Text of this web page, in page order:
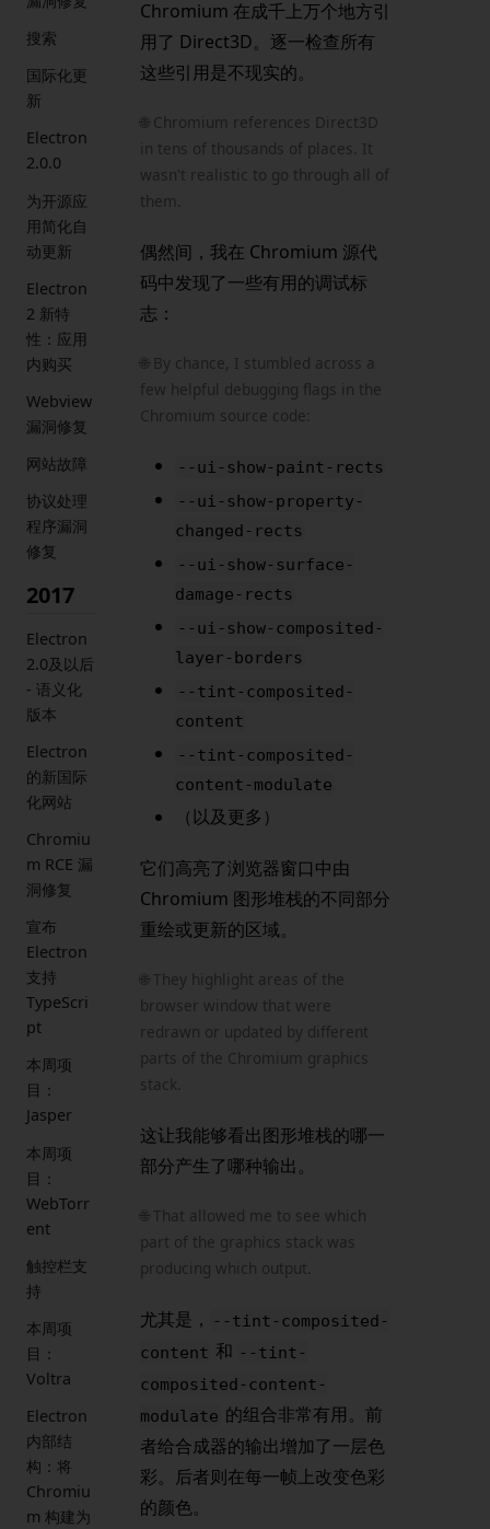
搜索
国际化更
新
Electron
2.0.0
为开源应
用简化自
动更新
Electron
2 新特
性：应用
内购买
Webview
漏洞修复
网站故障
协议处理
程序漏洞
修复
2017
Electron
2.0及以后
- 语义化
版本
Electron
的新国际
化网站
Chromiu
m RCE 漏
洞修复
宣布
Electron
支持
TypeScri
pt
本周项
目：
Jasper
本周项
目：
WebTorr
ent
触控栏支
持
本周项
目：
Voltra
Electron
内部结
构：将
Chromiu
m 构建为
Chromium 在成千上万个地方引
用了 Direct3D。逐一检查所有
这些引用是不现实的。
🌐 Chromium references Direct3D
in tens of thousands of places. It
wasn't realistic to go through all of
them.
偶然间，我在 Chromium 源代
码中发现了一些有用的调试标
志：
🌐 By chance, I stumbled across a
few helpful debugging flags in the
Chromium source code:
--ui-show-paint-rects
--ui-show-property-
changed-rects
--ui-show-surface-
damage-rects
--ui-show-composited-
layer-borders
--tint-composited-
content
--tint-composited-
content-modulate
（以及更多）
它们高亮了浏览器窗口中由
Chromium 图形堆栈的不同部分
重绘或更新的区域。
🌐 They highlight areas of the
browser window that were
redrawn or updated by different
parts of the Chromium graphics
stack.
这让我能够看出图形堆栈的哪一
部分产生了哪种输出。
🌐 That allowed me to see which
part of the graphics stack was
producing which output.
尤其是，
--tint-composited-
content 和 --tint-
composited-content-
modulate 的组合非常有用。前
者给合成器的输出增加了一层色
彩。后者则在每一帧上改变色彩
的颜色。